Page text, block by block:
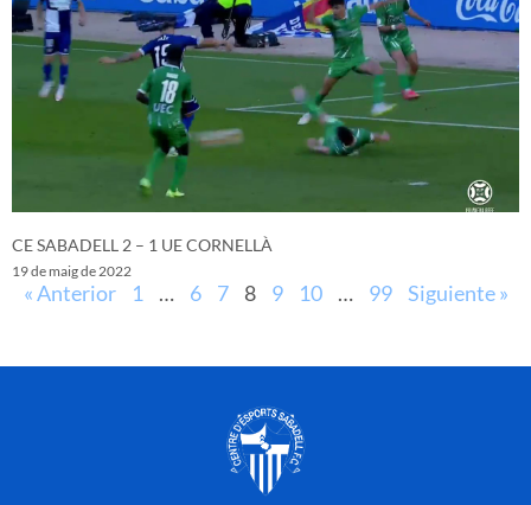
CE SABADELL 2 – 1 UE CORNELLÀ
19 de maig de 2022
« Anterior 1 … 6 7 8 9 10 … 99 Siguiente »